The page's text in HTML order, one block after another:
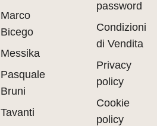
Marco
Bicego
Messika
Pasquale
Bruni
Tavanti
password
Condizioni
di Vendita
Privacy
policy
Cookie
policy